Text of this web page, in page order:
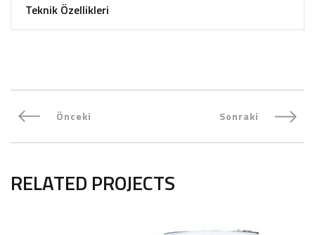
Teknik Özellikleri
Önceki Sonraki
RELATED PROJECTS